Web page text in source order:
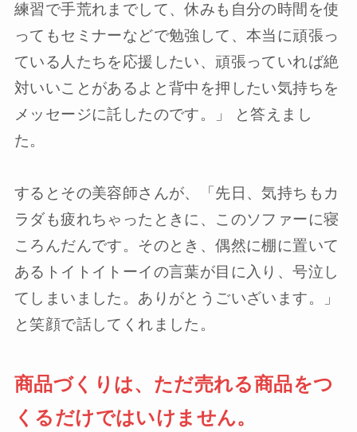
練習で手荒れまでして、休みも自分の時間を使
ってもセミナーなどで勉強して、本当に頑張っ
ている人たちを応援したい、頑張っていれば絶
対いいことがあるよと背中を押したい気持ちを
メッセージに託したのです。」 と答えまし
た。
するとその美容師さんが、「先日、気持ちもカ
ラダも疲れちゃったときに、このソファーに寝
ころんだんです。そのとき、偶然に棚に置いて
あるトイトイトーイの言葉が目に入り、号泣し
てしまいました。ありがとうごいざいます。」
と笑顔で話してくれました。
商品づくりは、ただ売れる商品をつ
くるだけではいけません。